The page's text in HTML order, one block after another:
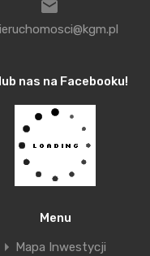
i otrzymasz ekonomistę.
przed tymi, którzy
okiem przewidują
się przekazać
wskaźnikami i
Reszta, jak zawsze, jest w
nas na Facebooku!
Menu
Mapa Inwestycji